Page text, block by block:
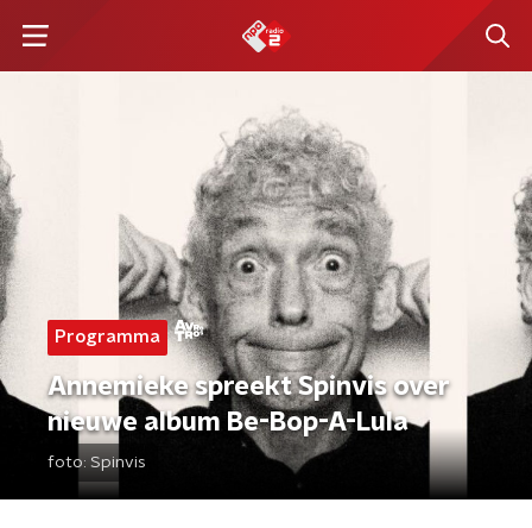
Programma
Annemieke spreekt Spinvis over
nieuwe album Be-Bop-A-Lula
foto: Spinvis